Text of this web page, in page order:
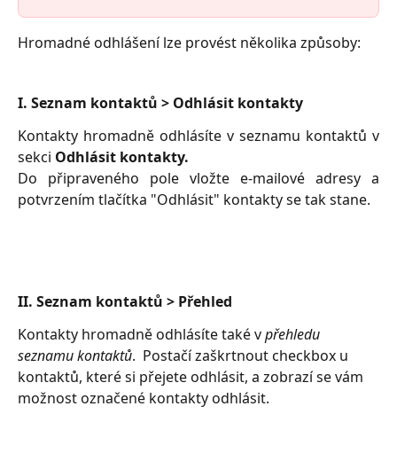
Hromadné odhlášení lze provést několika způsoby:
I. Seznam kontaktů > Odhlásit kontakty
Kontakty hromadně odhlásíte v seznamu kontaktů v
sekci Odhlásit kontakty.
Do připraveného pole vložte e-mailové adresy a
potvrzením tlačítka "Odhlásit" kontakty se tak stane.
II. Seznam kontaktů > Přehled
Kontakty hromadně odhlásíte také v přehledu
seznamu kontaktů.  Postačí zaškrtnout checkbox u
kontaktů, které si přejete odhlásit, a zobrazí se vám
možnost označené kontakty odhlásit.